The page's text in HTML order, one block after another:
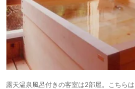
露天温泉風呂付きの客室は2部屋。こちら